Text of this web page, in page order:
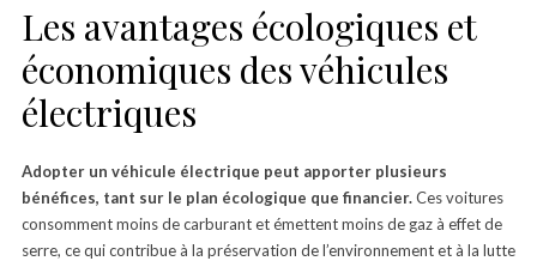
Les avantages écologiques et
économiques des véhicules
électriques
Adopter un véhicule électrique peut apporter plusieurs
bénéfices, tant sur le plan écologique que financier.Ces voitures
consomment moins de carburant et émettent moins de gaz à effet de
serre, ce qui contribue à la préservation de l’environnement et à la lutte